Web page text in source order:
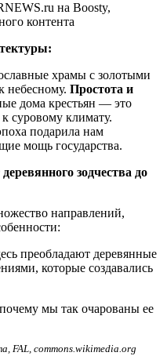
на Boosty,
контента
храмы с золотыми
небесному. Простота и
дома крестьян — это
суровому климату.
подарила нам
мощь государства.
зодчества до
направлений,
преобладают деревянные
которые создавались
FAL, commons.wikimedia.org